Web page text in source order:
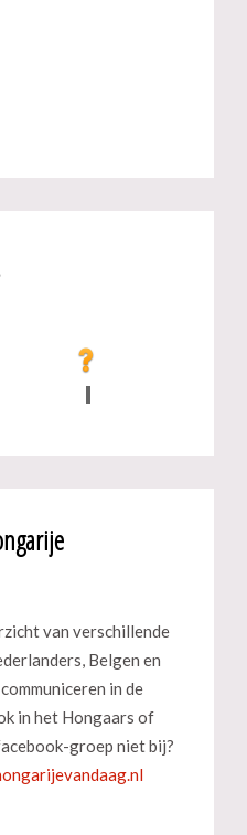
van verschillende
Belgen en
in de
in het Hongaars of
groep niet bij?